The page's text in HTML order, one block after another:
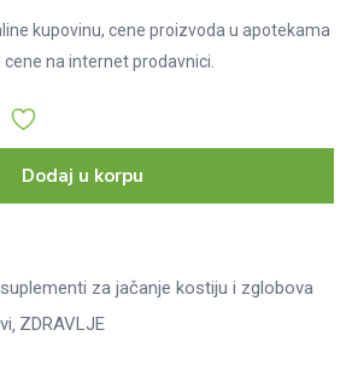
kupovinu, cene proizvoda u apotekama
na internet prodavnici.
Dodaj u korpu
za jačanje kostiju i zglobova
ZDRAVLJE